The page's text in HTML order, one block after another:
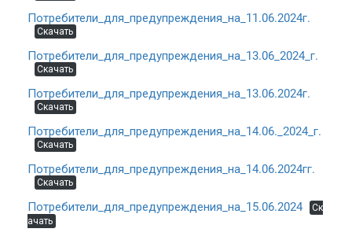
Потребители_для_предупреждения_на_11.06.2024г.
Скачать
Потребители_для_предупреждения_на_13.06_2024_г.
Скачать
Потребители_для_предупреждения_на_13.06.2024г.
Скачать
Потребители_для_предупреждения_на_14.06._2024_г.
Скачать
Потребители_для_предупреждения_на_14.06.2024гг.
Скачать
Потребители_для_предупреждения_на_15.06.2024
Ск
ачать